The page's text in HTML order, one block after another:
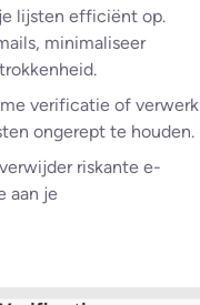
lijsten efficiënt op.
minimaliseer
verificatie of verwerk
ongerept te houden.
riskante e-
aan je